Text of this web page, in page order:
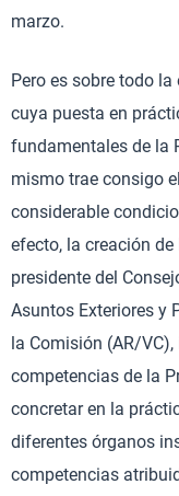
marzo.
Pero es sobre todo
cuya puesta en
fundamentales de la
mismo trae consigo
considerable
efecto, la creación
presidente del
Asuntos Exteriores y
la Comisión (AR/
competencias de la
concretar en la
diferentes órganos
competencias